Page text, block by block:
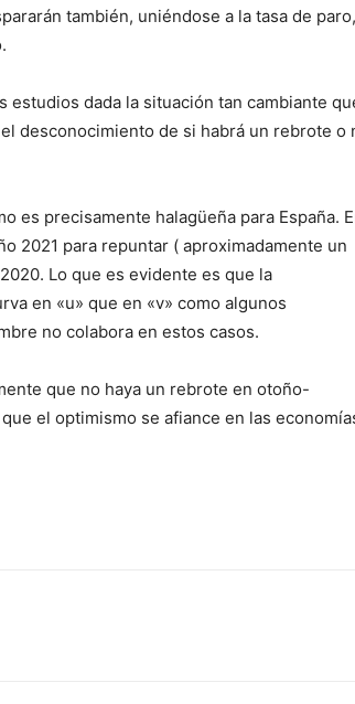
también, uniéndose a la tasa de paro,
estudios dada la situación tan cambiante
desconocimiento de si habrá un rebrote o
es precisamente halagüeña para España.
2021 para repuntar ( aproximadamente un
Lo que es evidente es que la
en «u» que en «v» como algunos
no colabora en estos casos.
que no haya un rebrote en otoño-
el optimismo se afiance en las